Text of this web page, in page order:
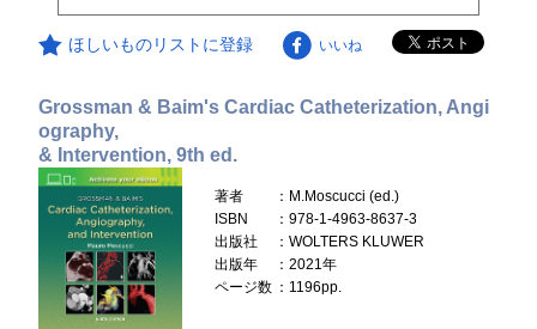
ほしいものリストに登録 いいね
Grossman & Baim's Cardiac Catheterization, Angi
ography,
& Intervention, 9th ed.
著者
：M.Moscucci (ed.)
ISBN
：978-1-4963-8637-3
出版社
：WOLTERS KLUWER
出版年
：2021年
ページ数 ：1196pp.